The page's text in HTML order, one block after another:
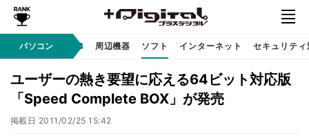
パソコン
クノロジ AI PC 周辺機器 ソフト インターネット セキュリティ
ユーザーの熱き要望に応える64ビット対応版
「Speed Complete BOX」が発売
掲載日 2011/02/25 15:42